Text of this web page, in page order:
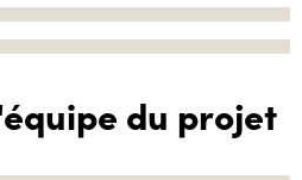
du projet